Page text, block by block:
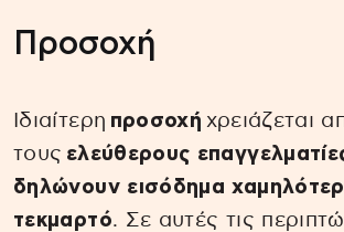
Προσοχή
Ιδιαίτερη προσοχή χρειάζεται
τους ελεύθερους
δηλώνουν εισόδημα
τεκμαρτό. Σε αυτές τις